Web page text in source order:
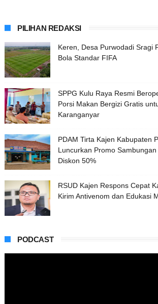
PILIHAN REDAKSI
Keren, Desa Purwodadi Sragi
Bola Standar FIFA
SPPG Kulu Raya Resmi
Porsi Makan Bergizi Gratis
Karanganyar
PDAM Tirta Kajen Kabupaten
Luncurkan Promo
Diskon 50%
RSUD Kajen Respons Cepat
Kirim Antivenom dan Edukasi
PODCAST